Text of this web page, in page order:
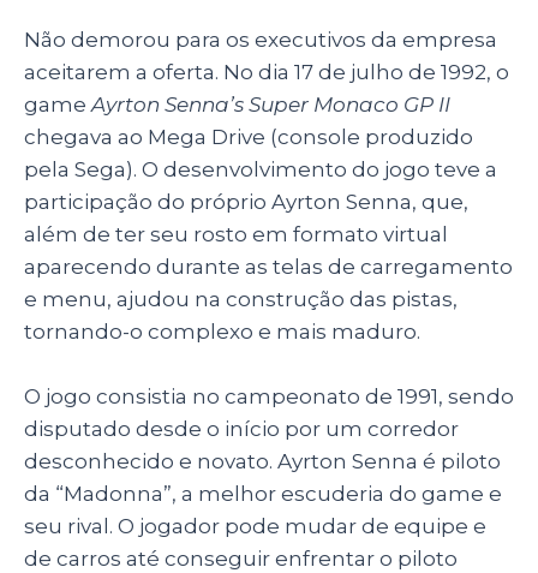
Não demorou para os executivos da empresa
aceitarem a oferta. No dia 17 de julho de 1992, o
game Ayrton Senna’s Super Monaco GP II
chegava ao Mega Drive (console produzido
pela Sega). O desenvolvimento do jogo teve a
participação do próprio Ayrton Senna, que,
além de ter seu rosto em formato virtual
aparecendo durante as telas de carregamento
e menu, ajudou na construção das pistas,
tornando-o complexo e mais maduro.
O jogo consistia no campeonato de 1991, sendo
disputado desde o início por um corredor
desconhecido e novato. Ayrton Senna é piloto
da “Madonna”, a melhor escuderia do game e
seu rival. O jogador pode mudar de equipe e
de carros até conseguir enfrentar o piloto